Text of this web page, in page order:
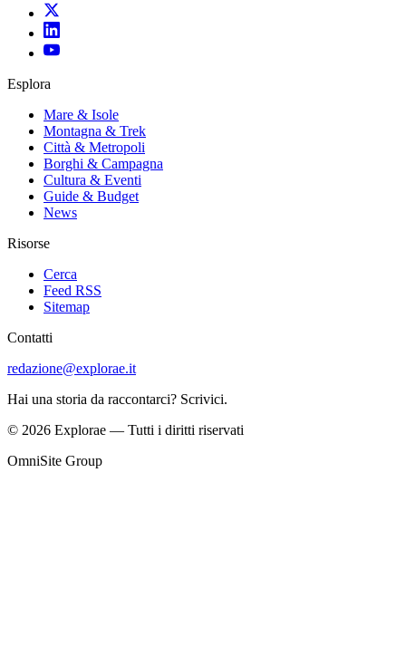
Esplora
Mare & Isole
Montagna & Trek
Città & Metropoli
Borghi & Campagna
Cultura & Eventi
Guide & Budget
News
Risorse
Cerca
Feed RSS
Sitemap
Contatti
redazione@explorae.it
Hai una storia da raccontarci? Scrivici.
© 2026 Explorae — Tutti i diritti riservati
OmniSite Group